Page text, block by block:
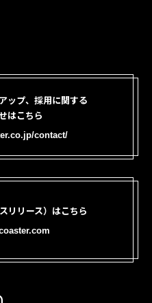
ップ、採用に関する
はこちら
contact/
リリース）はこちら